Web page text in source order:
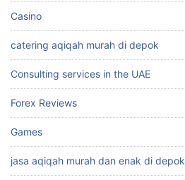
Casino
catering aqiqah murah di depok
Consulting services in the UAE
Forex Reviews
Games
jasa aqiqah murah dan enak di depok